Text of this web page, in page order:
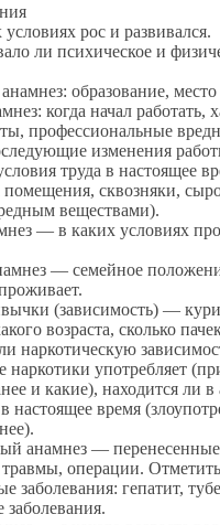
рос и развивался.
ли психическое и
образование,
когда начал работать,
профессиональные
изменения
труда в настоящее
помещения, сквозняки,
веществами).
— в каких условиях
— семейное
(зависимость) —
возраста, сколько
наркотическую
наркотики употребляет
и какие), находится ли в
настоящее время
анамнез — перенесенные
травмы, операции.
заболевания: гепатит,
заболевания.